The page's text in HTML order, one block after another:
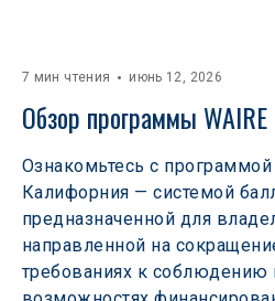
7 мин чтения июнь 12, 2026
Обзор программы
Ознакомьтесь с программой
Калифорния — системой
предназначенной для
направленной на
требованиях к соблюдению